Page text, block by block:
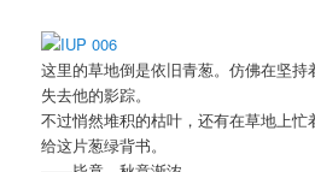
这里的草地倒是依旧青葱。仿佛在坚
失去他的影踪。
不过悄然堆积的枯叶，还有在草地上
给这片葱绿背书。